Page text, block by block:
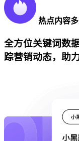
热点内容
全方位关键词数
踪营销动态，助